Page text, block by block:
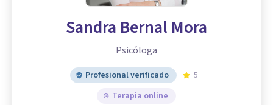
Sandra Bernal Mora
Psicóloga
Profesional verificado
5
Terapia online